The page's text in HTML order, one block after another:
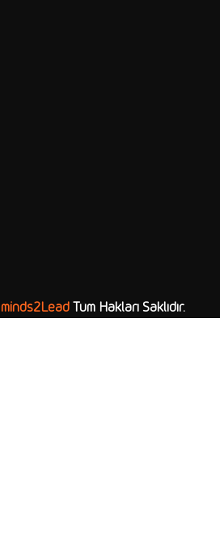
minds2LeadTüm Hakları Saklıdır.